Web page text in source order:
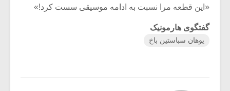
«این قطعه مرا نسبت به ادامه موسیقی سست کرد!»
گفتگوی هارمونیک
یوهان سباستین باخ